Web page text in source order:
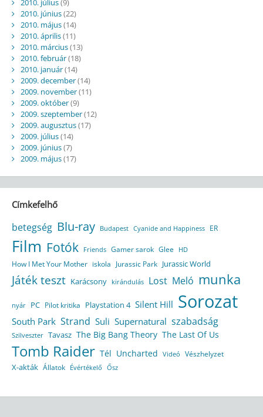
2010. július(9)
2010. június(22)
2010. május(14)
2010. április(11)
2010. március(13)
2010. február(18)
2010. január(14)
2009. december(14)
2009. november(11)
2009. október(9)
2009. szeptember(12)
2009. augusztus(17)
2009. július(14)
2009. június(7)
2009. május(17)
Címkefelhő
betegség Blu-ray Budapest Cyanide and Happiness ER
Film Fotók Friends Gamer sarok Glee HD
How I Met Your Mother iskola Jurassic Park Jurassic World
Játék teszt Karácsony kirándulás Lost Meló munka
nyár PC Pilot kritika Playstation 4 Silent Hill Sorozat
South Park Strand Suli Supernatural szabadság
Szilveszter Tavasz The Big Bang Theory The Last Of Us
Tomb Raider Tél Uncharted Videó Vészhelyzet
X-akták Állatok Évértékelő Ősz